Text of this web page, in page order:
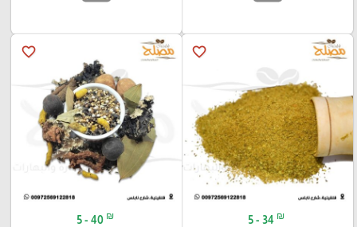
favorite_border
5 - 34 ₪
favorite_border
5 - 40 ₪